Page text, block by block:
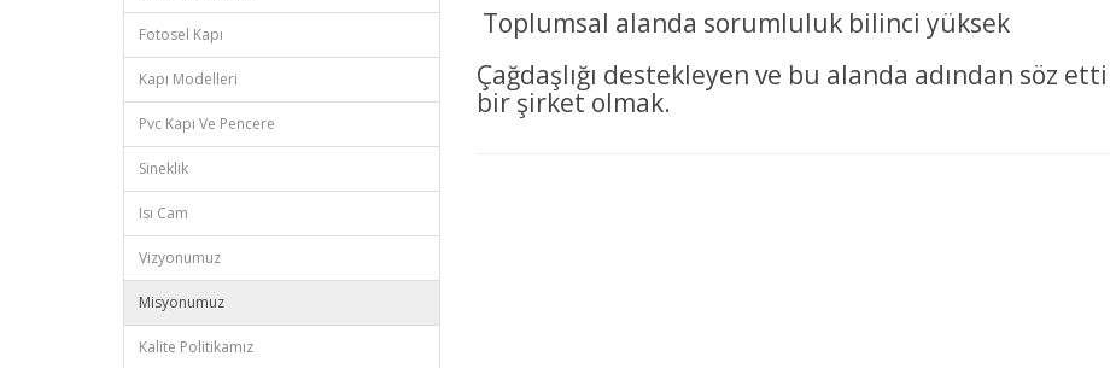
Fotosel Kapı
Kapı Modelleri
Pvc Kapı Ve Pencere
Sineklik
Isı Cam
Vizyonumuz
Misyonumuz
Kalite Politikamız
Toplumsal alanda sorumluluk bilinci yüksek
Çağdaşlığı destekleyen ve bu alanda adından söz
bir şirket olmak.